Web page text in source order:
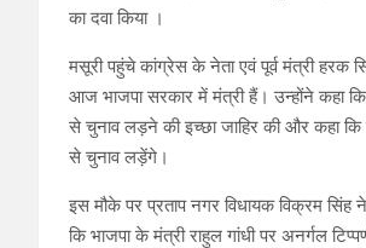
का दवा किया ।
मसूरी पहुंचे कांग्रेस के नेता एवं पूर्व मंत्री हरक
आज भाजपा सरकार में मंत्री हैं। उन्होंने कहा कि
से चुनाव लड़ने की इच्छा जाहिर की और कहा कि
से चुनाव लड़ेंगे।
इस मौके पर प्रताप नगर विधायक विक्रम सिंह
कि भाजपा के मंत्री राहुल गांधी पर अनर्गल